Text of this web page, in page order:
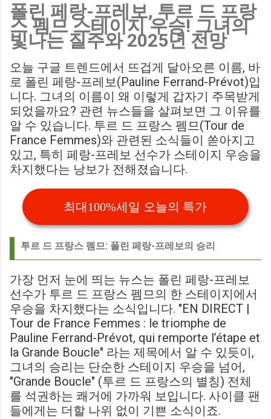
Match : 경기 당일 실시간 스코어 업데이트를 제공하는 뉴스로,
팬들의 높은 관심도를 반영합니다. Chris Davies: Birmingham
City boss says his side have to try to "be themselves" away
에서 팀 고유의 색깔을 유지하는 것이 중요하다고 강조했습니
다. ...
폴린 페랑-프레보, 투르 드 프랑
스 펨므 스테이지 우승! 그녀의
빛나는 질주와 2025년 전망
오늘 구글 트렌드에서 뜨겁게 달아오른 이름, 바
로 폴린 페랑-프레보(Pauline Ferrand-Prévot)입
니다. 그녀의 이름이 왜 이렇게 갑자기 주목받게
되었을까요? 관련 뉴스들을 살펴보면 그 이유를
알 수 있습니다. 투르 드 프랑스 펨므(Tour de
France Femmes)와 관련된 소식들이 쏟아지고
있고, 특히 페랑-프레보 선수가 스테이지 우승을
차지했다는 낭보가 전해졌습니다.
최대100%세일 오늘의 특가
투르 드 프랑스 펨므: 폴린 페랑-프레보의 승리
가장 먼저 눈에 띄는 뉴스는 폴린 페랑-프레보
선수가 투르 드 프랑스 펨므의 한 스테이지에서
우승을 차지했다는 소식입니다. "EN DIRECT |
Tour de France Femmes : le triomphe de
Pauline Ferrand-Prévot, qui remporte l’étape et
la Grande Boucle" 라는 제목에서 알 수 있듯이,
그녀의 승리는 단순한 스테이지 우승을 넘어,
"Grande Boucle" (투르 드 프랑스의 별칭) 전체
를 석권하는 쾌거에 가까워 보입니다. 사이클 팬
들에게는 더할 나위 없이 기쁜 소식이죠.